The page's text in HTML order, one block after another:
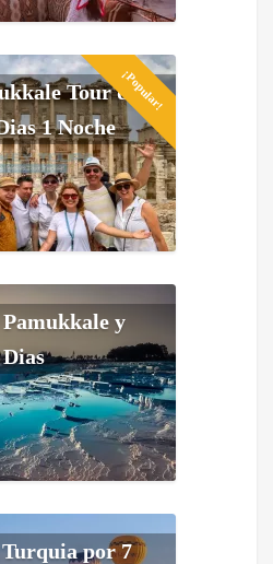
¡Popular!
Tour de
1 Noche
y
por 7